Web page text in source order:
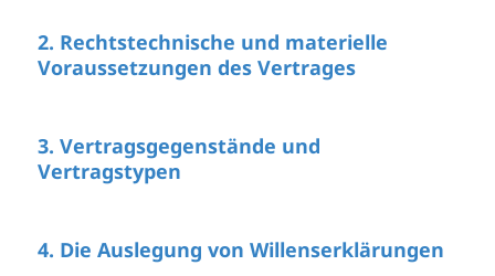
2. Rechtstechnische und materielle
Voraussetzungen des Vertrages
3. Vertragsgegenstände und
Vertragstypen
4. Die Auslegung von Willenserklärungen